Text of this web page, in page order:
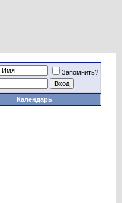
Запомнить?
Календарь